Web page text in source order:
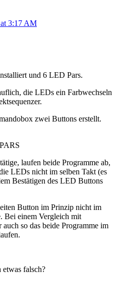
3:17 AM
und 6 LED Pars.
die LEDs ein Farbwechseln
zwei Buttons erstellt.
laufen beide Programme ab,
LEDs nicht im selben Takt (es
Bestätigen des LED Buttons
Button im Prinzip nicht im
Bei einem Vergleich mit
auch so das beide Programme im
falsch?